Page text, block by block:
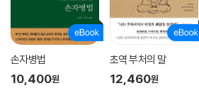
손자병법
10,400원
초역 부처의 말
12,460원